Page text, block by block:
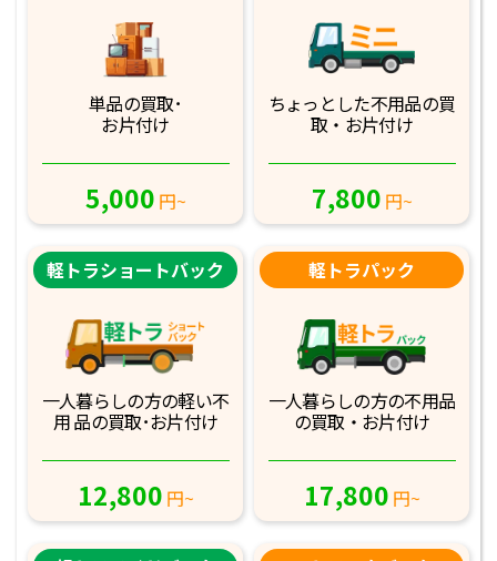
単品の買取･
お片付け
5,000 円~
ちょっとした不用品の買
取・お片付け
7,800 円~
軽トラショートバック
一人暮らしの方の軽い不
用 品の買取･お片付け
12,800 円~
軽トラパック
一人暮らしの方の不用品
の買取・お片付け
17,800 円~